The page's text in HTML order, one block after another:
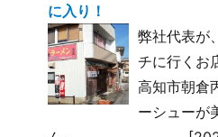
に入り！
弊社代表が
チに行くお
高知市朝倉
ーシューが